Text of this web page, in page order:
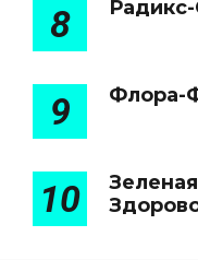
8
9 Флора-
10